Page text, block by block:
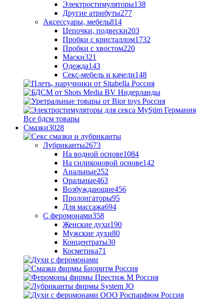
Электростимуляторы138
Другие атрибуты277
Аксессуары, мебель814
Цепочки, подвески203
Пробки с кристаллом1732
Пробки с хвостом220
Маски321
Одежда143
Секс-мебель и качели148
Все бдсм товары
Смазки3028
Лубриканты2673
На водной основе1084
На силиконовой основе142
Анальные252
Оральные463
Возбуждающие456
Пролонгаторы95
Для массажа694
С феромонами358
Женские духи190
Мужские духи80
Концентраты30
Косметика71